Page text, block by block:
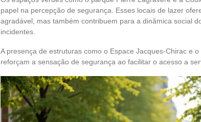
papel na percepção de segurança. Esses locais de lazer
agradável, mas também contribuem para a dinâmica social
incidentes.
A presença de estruturas como o Espace Jacques-Chirac e
reforçam a sensação de segurança ao facilitar o acesso a